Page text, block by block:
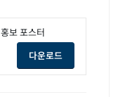
보 포스터
다운로드opens a